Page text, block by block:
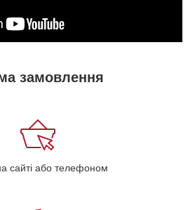
замовлення
сайті або телефоном